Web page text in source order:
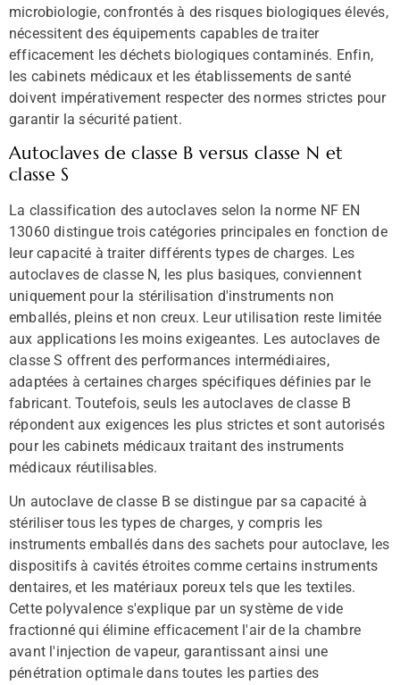
microbiologie, confrontés à des risques biologiques élevés,
nécessitent des équipements capables de traiter
efficacement les déchets biologiques contaminés. Enfin,
les cabinets médicaux et les établissements de santé
doivent impérativement respecter des normes strictes pour
garantir la sécurité patient.
Autoclaves de classe B versus classe N et
classe S
La classification des autoclaves selon la norme NF EN
13060 distingue trois catégories principales en fonction de
leur capacité à traiter différents types de charges. Les
autoclaves de classe N, les plus basiques, conviennent
uniquement pour la stérilisation d'instruments non
emballés, pleins et non creux. Leur utilisation reste limitée
aux applications les moins exigeantes. Les autoclaves de
classe S offrent des performances intermédiaires,
adaptées à certaines charges spécifiques définies par le
fabricant. Toutefois, seuls les autoclaves de classe B
répondent aux exigences les plus strictes et sont autorisés
pour les cabinets médicaux traitant des instruments
médicaux réutilisables.
Un autoclave de classe B se distingue par sa capacité à
stériliser tous les types de charges, y compris les
instruments emballés dans des sachets pour autoclave, les
dispositifs à cavités étroites comme certains instruments
dentaires, et les matériaux poreux tels que les textiles.
Cette polyvalence s'explique par un système de vide
fractionné qui élimine efficacement l'air de la chambre
avant l'injection de vapeur, garantissant ainsi une
pénétration optimale dans toutes les parties des